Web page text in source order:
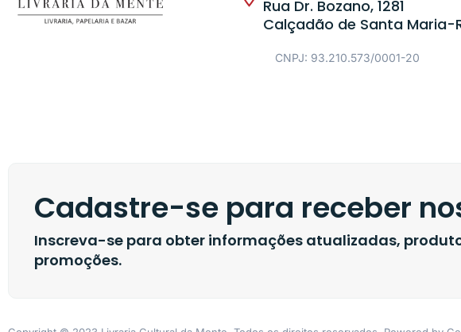
Rua Dr. Bozano, 1281
Calçadão de Santa Maria-
CNPJ: 93.210.573/0001-20
Cadastre-se para receber
Inscreva-se para obter informações atualizadas,
promoções.